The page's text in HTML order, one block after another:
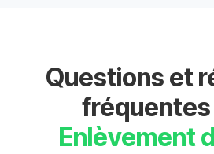
Questions et
fréquentes
Enlèvement